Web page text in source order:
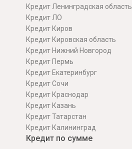
Кредит Ленинградская область
Кредит ЛО
Кредит Киров
Кредит Кировская область
Кредит Нижний Новгород
Кредит Пермь
Кредит Екатеринбург
Кредит Сочи
Кредит Краснодар
Кредит Казань
Кредит Татарстан
Кредит Калининград
Кредит по сумме